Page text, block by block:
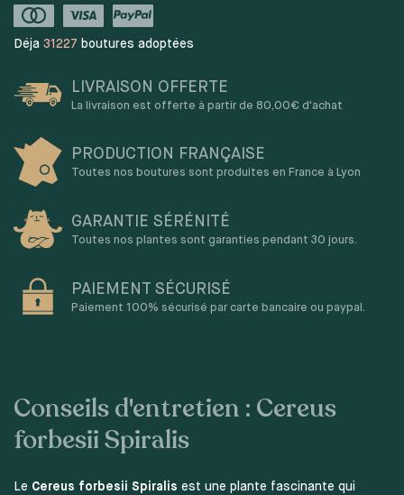
Déja 31227 boutures adoptées
LIVRAISON OFFERTE
La livraison est offerte à partir de 80,00€ d'achat
PRODUCTION FRANÇAISE
Toutes nos boutures sont produites en France à Lyon
GARANTIE SÉRÉNITÉ
Toutes nos plantes sont garanties pendant 30 jours.
PAIEMENT SÉCURISÉ
Paiement 100% sécurisé par carte bancaire ou paypal.
Conseils d'entretien : Cereus
forbesii Spiralis
Le Cereus forbesii Spiralis est une plante fascinante qui